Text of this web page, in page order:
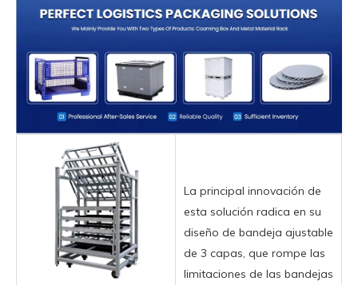
La principal innovación de
esta solución radica en su
diseño de bandeja ajustable
de 3 capas, que rompe las
limitaciones de las bandejas